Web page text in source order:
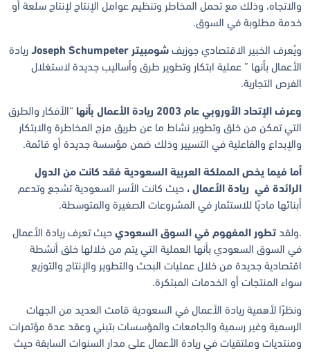
والاتجاه، وذلك مع تحمل المخاطر وتنظيم عوامل الإنتاج لإنتاج سلعة أو
خدمة مطلوبة في السوق.
ويُعرف الخبير الاقتصادي جوزيف شومبيتر
ريادة
الأعمال بأنها ” عملية ابتكار وتطوير طرق وأساليب جديدة لاستغلال
الفرص التجارية.
وعرف الإتحاد الأوروبي عام 2003 ريادة الأعمال بأنها
“الأفكار والطرق
التي تمكن من خلق وتطوير نشاط ما عن طريق مزج المخاطرة والابتكار
والإبداع والفاعلية في التسيير وذلك ضمن مؤسسة جديدة أو قائمة.
أما فيما يخص المملكة العربية السعودية فقد كانت من الدول
الرائدة في ريادة الأعمال ، حيث كانت الأسر السعودية تشجع وتدعم
أبنائها ماديًا للاستثمار في المشروعات الصغيرة والمتوسطة.
.ولقد تطور المفهوم في السوق السعودي حيث تعرف ريادة الأعمال
في السوق السعودي بأنها العملية التي يتم من خلالها خلق أنشطة
اقتصادية جديدة من خلال عمليات البحث والتطوير والإنتاج والتوزيع
سواء المنتجات أو الخدمات المبتكرة.
ونظرًا لأهمية ريادة الأعمال في السعودية قامت العديد من الجهات
الرسمية وغير رسمية والجامعات والمؤسسات بتبني وعقد عدة مؤتمرات
ومنتديات وملتقيات في ريادة الأعمال على مدار السنوات السابقة حيث